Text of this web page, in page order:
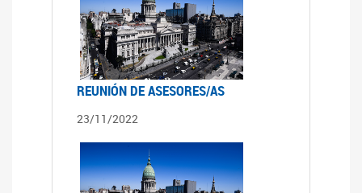
REUNIÓN DE ASESORES/AS
23/11/2022